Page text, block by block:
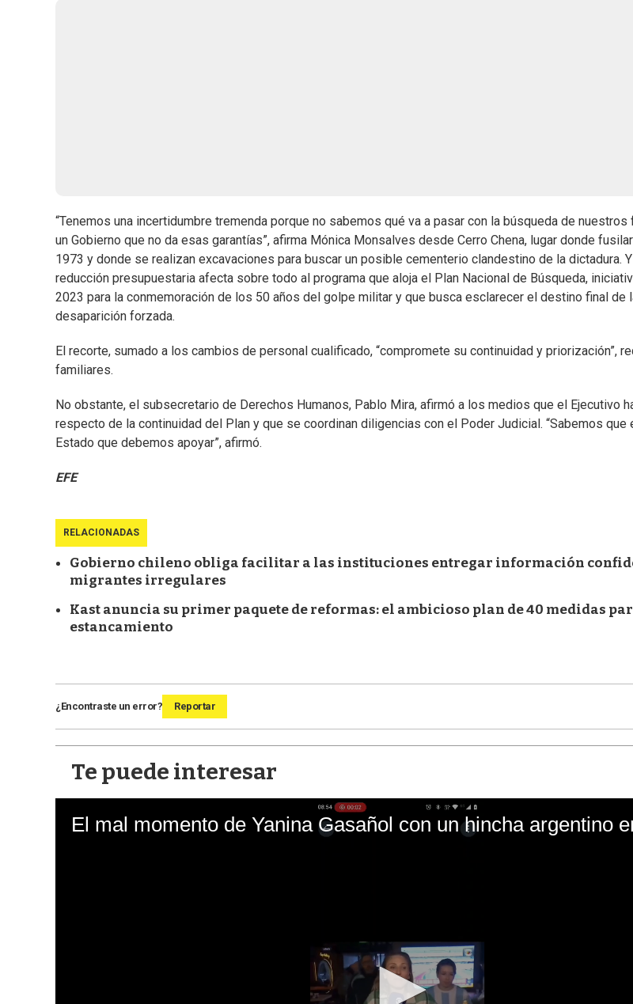
“Tenemos una incertidumbre tremenda porque no sabemos qué va a pasar con la búsqueda de
un Gobierno que no da esas garantías”, afirma Mónica Monsalves desde Cerro Chena, lugar donde
1973 y donde se realizan excavaciones para buscar un posible cementerio clandestino de la dictadura.
reducción presupuestaria afecta sobre todo al programa que aloja el Plan Nacional de Búsqueda,
2023 para la conmemoración de los 50 años del golpe militar y que busca esclarecer el destino final de
desaparición forzada.
El recorte, sumado a los cambios de personal cualificado, “compromete su continuidad y priorización”,
familiares.
No obstante, el subsecretario de Derechos Humanos, Pablo Mira, afirmó a los medios que el Ejecutivo
respecto de la continuidad del Plan y que se coordinan diligencias con el Poder Judicial. “Sabemos que
Estado que debemos apoyar”, afirmó.
EFE
RELACIONADAS
Gobierno chileno obliga facilitar a las instituciones entregar información
migrantes irregulares
Kast anuncia su primer paquete de reformas: el ambicioso plan de 40 medidas
estancamiento
¿Encontraste un error? Reportar
Te puede interesar